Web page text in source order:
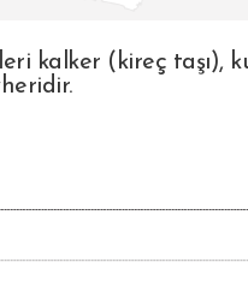
kalker (kireç taşı),